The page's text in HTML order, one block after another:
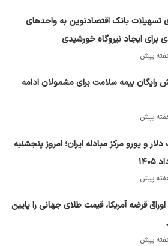
تسهیلات بانک اقتصادنوین به واحدهای
برای ایجاد نیروگاه خورشیدی
رایگان بیمه سلامت برای مشمولان ادامه
و یورو مرکز مبادله ایران؛ امروز پنجشنبه
اوراق قرضه آمریکا، قیمت طلای جهانی را پایین